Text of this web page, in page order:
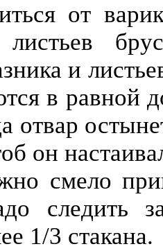
от
и
в равной
отвар
он
смело
следить
1/3 стакана.